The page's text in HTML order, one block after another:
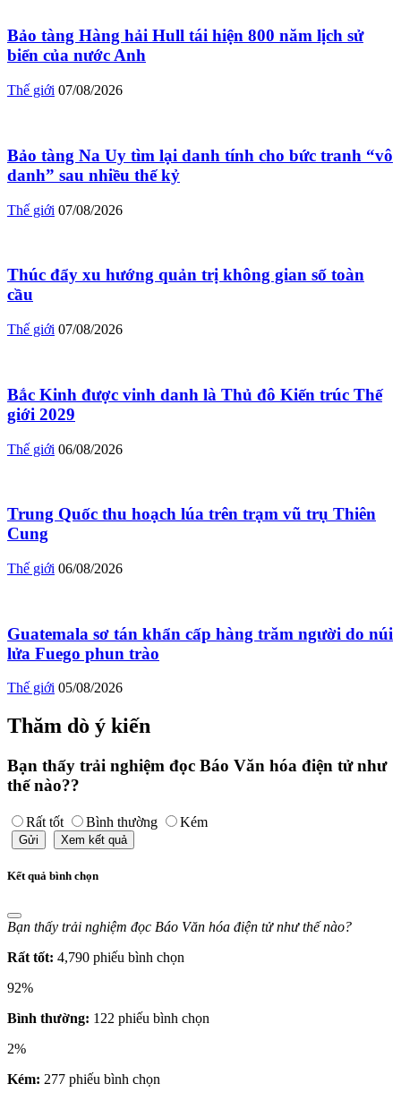
Bảo tàng Hàng hải Hull tái hiện 800 năm lịch sử
biển của nước Anh
Thế giới 07/08/2026
Bảo tàng Na Uy tìm lại danh tính cho bức tranh “vô
danh” sau nhiều thế kỷ
Thế giới 07/08/2026
Thúc đẩy xu hướng quản trị không gian số toàn
cầu
Thế giới 07/08/2026
Bắc Kinh được vinh danh là Thủ đô Kiến trúc Thế
giới 2029
Thế giới 06/08/2026
Trung Quốc thu hoạch lúa trên trạm vũ trụ Thiên
Cung
Thế giới 06/08/2026
Guatemala sơ tán khẩn cấp hàng trăm người do núi
lửa Fuego phun trào
Thế giới 05/08/2026
Thăm dò ý kiến
Bạn thấy trải nghiệm đọc Báo Văn hóa điện tử như
thế nào??
Rất tốt Bình thường Kém
Gửi Xem kết quả
Kết quả bình chọn
Bạn thấy trải nghiệm đọc Báo Văn hóa điện tử như thế nào?
Rất tốt: 4,790 phiếu bình chọn
92%
Bình thường: 122 phiếu bình chọn
2%
Kém: 277 phiếu bình chọn